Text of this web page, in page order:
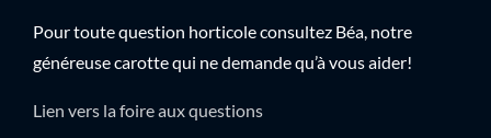
Pour toute question horticole consultez Béa, notre
généreuse carotte qui ne demande qu’à vous aider!
Lien vers la foire aux questions